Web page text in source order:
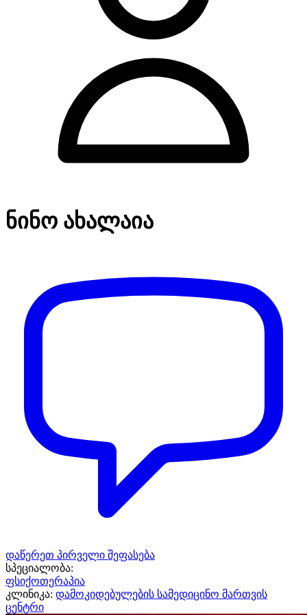
ნინო ახალაია
დაწერეთ პირველი შეფასება
სპეციალობა:
ფსიქოთერაპია
კლინიკა: დამოკიდებულების სამედიცინო მართვის
ცენტრი